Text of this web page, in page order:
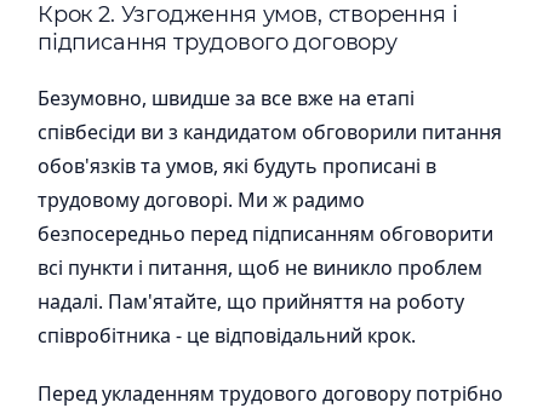
Крок 2. Узгодження умов, створення і
підписання трудового договору
Безумовно, швидше за все вже на етапі
співбесіди ви з кандидатом обговорили питання
обов'язків та умов, які будуть прописані в
трудовому договорі. Ми ж радимо
безпосередньо перед підписанням обговорити
всі пункти і питання, щоб не виникло проблем
надалі. Пам'ятайте, що прийняття на роботу
співробітника - це відповідальний крок.
Перед укладенням трудового договору потрібно